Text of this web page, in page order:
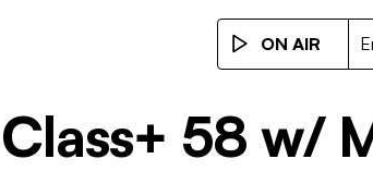
ON AIR
Class+ 58 w/